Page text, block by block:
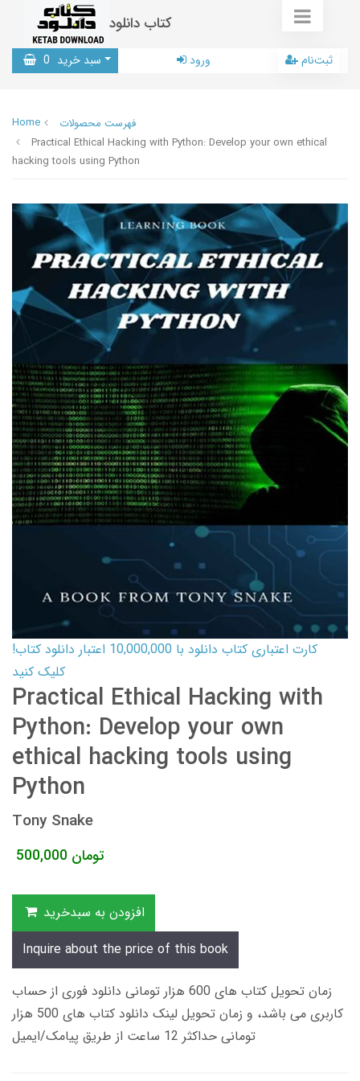
کتاب دانلود
سبد خرید 0 ورود ثبت‌نام
Home
فهرست محصولات
Practical Ethical Hacking with Python: Develop your own ethical
hacking tools using Python
کارت اعتباری کتاب دانلود با 10,000,000 اعتبار دانلود کتاب!
کلیک کنید
Practical Ethical Hacking with
Python: Develop your own
ethical hacking tools using
Python
Tony Snake
500,000 تومان
افزودن به سبدخرید
Inquire about the price of this book
زمان تحویل کتاب های 600 هزار تومانی دانلود فوری از حساب
کاربری می باشد، و زمان تحویل لینک دانلود کتاب های 500 هزار
تومانی حداکثر 12 ساعت از طریق پیامک/ایمیل